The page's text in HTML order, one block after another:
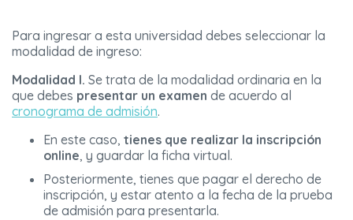
Para ingresar a esta universidad debes seleccionar la
modalidad de ingreso:
Modalidad I. Se trata de la modalidad ordinaria en la
que debes presentar un examen de acuerdo al
cronograma de admisión.
En este caso, tienes que realizar la inscripción
online, y guardar la ficha virtual.
Posteriormente, tienes que pagar el derecho de
inscripción, y estar atento a la fecha de la prueba
de admisión para presentarla.